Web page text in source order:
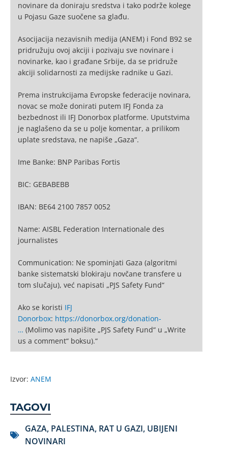
novinare da doniraju sredstva i tako podrže kolege
u Pojasu Gaze suočene sa glađu.
Asocijacija nezavisnih medija (ANEM) i Fond B92 se
pridružuju ovoj akciji i pozivaju sve novinare i
novinarke, kao i građane Srbije, da se pridruže
akciji solidarnosti za medijske radnike u Gazi.
Prema instrukcijama Evropske federacije novinara,
novac se može donirati putem IFJ Fonda za
bezbednost ili IFJ Donorbox platforme. Uputstvima
je naglašeno da se u polje komentar, a prilikom
uplate sredstava, ne napiše „Gaza“.
Ime Banke: BNP Paribas Fortis
BIC: GEBABEBB
IBAN: BE64 2100 7857 0052
Name: AISBL Federation Internationale des
journalistes
Communication: Ne spominjati Gaza (algoritmi
banke sistematski blokiraju novčane transfere u
tom slučaju), već napisati „PJS Safety Fund“
Ako se koristi IFJ
Donorbox: https://donorbox.org/donation-
… (Molimo vas napišite „PJS Safety Fund“ u „Write
us a comment“ boksu).“
Izvor: ANEM
TAGOVI
GAZA, PALESTINA, RAT U GAZI, UBIJENI
NOVINARI